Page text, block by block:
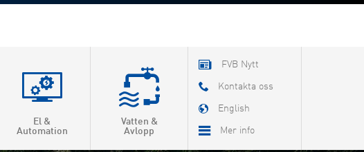
El &
Automation
Vatten &
Avlopp
FVB Nytt
Kontakta oss
English
Mer info